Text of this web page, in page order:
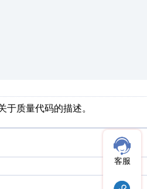
于质量代码的描述。
客服